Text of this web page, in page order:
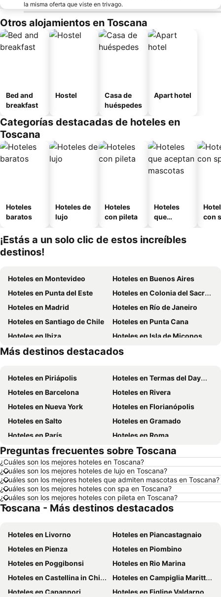
la misma oferta que viste en trivago.
Otros alojamientos en Toscana
Bed and
breakfast
Hostel
Casa de
huéspedes
Apart hotel
Categorías destacadas de hoteles en
Toscana
Hoteles
baratos
Hoteles de
lujo
Hoteles
con pileta
Hoteles
que
mascotas
con
¡Estás a un solo clic de estos increíbles
destinos!
Hoteles en Montevideo
Hoteles en Buenos Aires
Hoteles en Punta del Este
Hoteles en Colonia del Sacramento
Hoteles en Madrid
Hoteles en Río de Janeiro
Hoteles en Santiago de Chile
Hoteles en Punta Cana
Hoteles en Ibiza
Hoteles en Isla de Miconos
Hoteles en Aruba
Hoteles en Brasil
Más destinos destacados
Hoteles en Piriápolis
Hoteles en Termas del Dayman
Hoteles en Barcelona
Hoteles en Rivera
Hoteles en Nueva York
Hoteles en Florianópolis
Hoteles en Salto
Hoteles en Gramado
Hoteles en París
Hoteles en Roma
Hoteles en Paysandú
Hoteles en San Carlos de Bariloche
Hoteles en Chuy
Hoteles en Maceió
Hoteles en Conil de la Frontera
Hoteles en Ámsterdam
Hoteles en Foz de Iguazú
Hoteles en Maragogi
Hoteles en Punta del Diablo
Hoteles en Nueva York
Hoteles en Departamento de Colonia
Hoteles en Argentina
Hoteles en Mallorca
Hoteles en Rocha
Hoteles en España
Hoteles en Asturias
Hoteles en Asunción
Hoteles en Salto
Hoteles en Isla Samana
Hoteles en Bahamas
Preguntas frecuentes sobre Toscana
¿Cuáles son los mejores hoteles en Toscana?
¿Cuáles son los mejores hoteles de lujo en Toscana?
¿Cuáles son los mejores hoteles que admiten mascotas en Toscana?
¿Cuáles son los mejores hoteles con spa en Toscana?
¿Cuáles son los mejores hoteles con pileta en Toscana?
Toscana - Más destinos destacados
Hoteles en Livorno
Hoteles en Piancastagnaio
Hoteles en Pienza
Hoteles en Piombino
Hoteles en Poggibonsi
Hoteles en Rio Marina
Hoteles en Castellina in Chianti
Hoteles en Campiglia Marittima
Hoteles en Capannori
Hoteles en Figline Valdarno